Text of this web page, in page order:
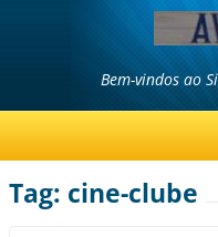
Bem-vindos ao
Tag: cine-clube